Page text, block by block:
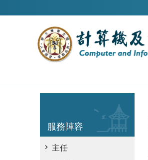
服務陣容
主任